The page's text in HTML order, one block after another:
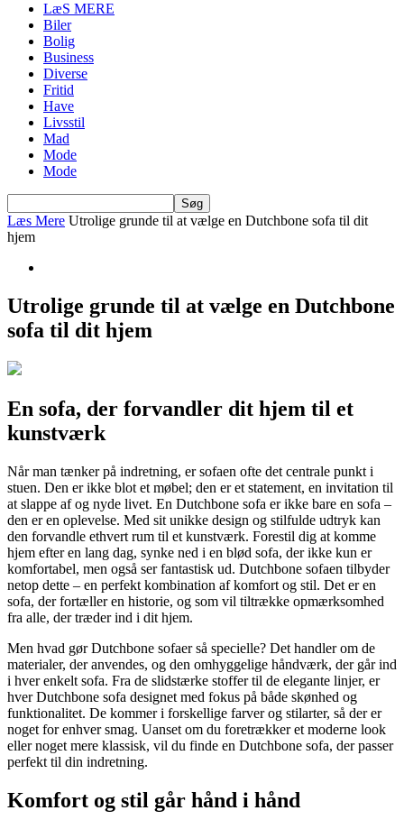
LæS MERE
Biler
Bolig
Business
Diverse
Fritid
Have
Livsstil
Mad
Mode
Mode
Læs Mere Utrolige grunde til at vælge en Dutchbone sofa til dit
hjem
Utrolige grunde til at vælge en Dutchbone
sofa til dit hjem
En sofa, der forvandler dit hjem til et
kunstværk
Når man tænker på indretning, er sofaen ofte det centrale punkt i
stuen. Den er ikke blot et møbel; den er et statement, en invitation til
at slappe af og nyde livet. En Dutchbone sofa er ikke bare en sofa –
den er en oplevelse. Med sit unikke design og stilfulde udtryk kan
den forvandle ethvert rum til et kunstværk. Forestil dig at komme
hjem efter en lang dag, synke ned i en blød sofa, der ikke kun er
komfortabel, men også ser fantastisk ud. Dutchbone sofaen tilbyder
netop dette – en perfekt kombination af komfort og stil. Det er en
sofa, der fortæller en historie, og som vil tiltrække opmærksomhed
fra alle, der træder ind i dit hjem.
Men hvad gør Dutchbone sofaer så specielle? Det handler om de
materialer, der anvendes, og den omhyggelige håndværk, der går ind
i hver enkelt sofa. Fra de slidstærke stoffer til de elegante linjer, er
hver Dutchbone sofa designet med fokus på både skønhed og
funktionalitet. De kommer i forskellige farver og stilarter, så der er
noget for enhver smag. Uanset om du foretrækker et moderne look
eller noget mere klassisk, vil du finde en Dutchbone sofa, der passer
perfekt til din indretning.
Komfort og stil går hånd i hånd